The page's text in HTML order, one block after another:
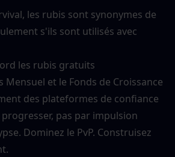
les rubis sont synonymes de
s'ils sont utilisés avec
les rubis gratuits
et le Fonds de Croissance
des plateformes de confiance
pas par impulsion
Dominez le PvP. Construisez